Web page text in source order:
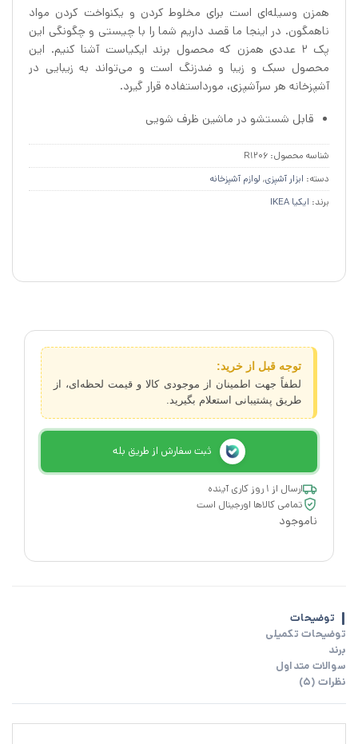
مشتری
همزن وسیله‌ای است برای مخلوط کردن و یکنواخت کردن مواد
ناهمگون. در اینجا ما قصد داریم شما را با چیستی و چگونگی این
پک 2 عددی همزن که محصول برند ایکیاست آشنا کنیم. این
محصول سبک و زیبا و ضدزنگ است و می‌تواند به زیبایی در
آشپزخانه هر سرآشپزی، مورداستفاده قرار گیرد.
قابل شستشو در ماشین ظرف شویی
شناسه محصول: R1206
دسته: ابزار آشپزی, لوازم آشپزخانه
برند: ایکیا IKEA
توجه قبل از خرید:
لطفاً جهت اطمینان از موجودی کالا و قیمت لحظه‌ای، از
طریق پشتیبانی استعلام بگیرید.
ثبت سفارش از طریق بله
ارسال از ۱ روز کاری آینده
تمامی کالاها اورجینال است
ناموجود
توضیحات
توضیحات تکمیلی
برند
سوالات متداول
نظرات (5)